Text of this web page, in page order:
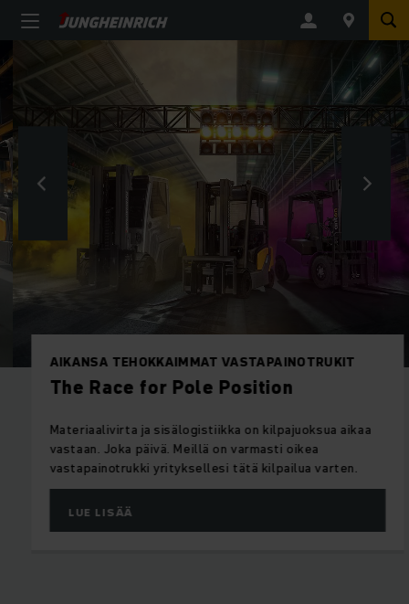
AIKANSA TEHOKKAIMMAT VASTAPAINOTRUKIT
The Race for Pole Position
Materiaalivirta ja sisälogistiikka on kilpajuoksua aikaa
vastaan. Joka päivä. Meillä on varmasti oikea
vastapainotrukki yrityksellesi tätä kilpailua varten.
LUE LISÄÄ